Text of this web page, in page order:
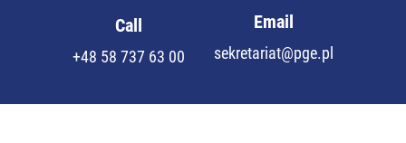
Call
+48 58 737 63 00
Email
sekretariat@pge.pl